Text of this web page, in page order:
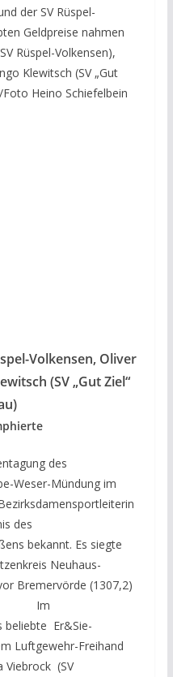
der SV Rüspel-
Geldpreise nahmen
Rüspel-Volkensen),
Klewitsch (SV „Gut
Heino Schiefelbein
Volkensen, Oliver
(SV „Gut Ziel“
des
Weser-Mündung im
des
bekannt. Es siegte
Neuhaus-
Bremervörde (1307,2)
Im
beliebte Er&Sie-
Luftgewehr-Freihand
Viebrock (SV